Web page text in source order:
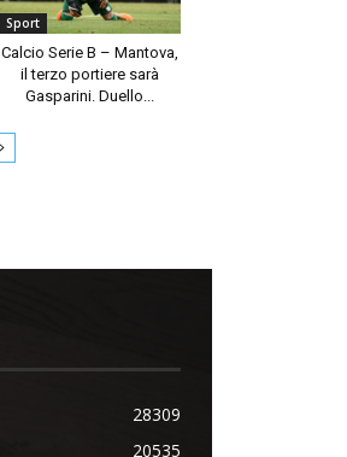
Sport
Calcio Serie B – Mantova,
il terzo portiere sarà
Gasparini. Duello...
28309
20535